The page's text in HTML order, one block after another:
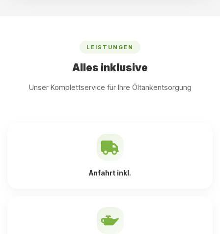
LEISTUNGEN
Alles inklusive
Unser Komplettservice für Ihre Öltankentsorgung
Anfahrt inkl.